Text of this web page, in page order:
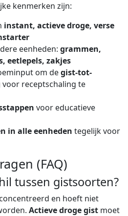
kenmerken zijn:
instant, actieve droge, verse
eenheden: grammen,
eetlepels, zakjes
om degist-tot-
voor receptschaling te
voor educatieve
in alle eenheden tegelijk voor
(FAQ)
tussen gistsoorten?
en hoeft niet
Actieve droge gist moet